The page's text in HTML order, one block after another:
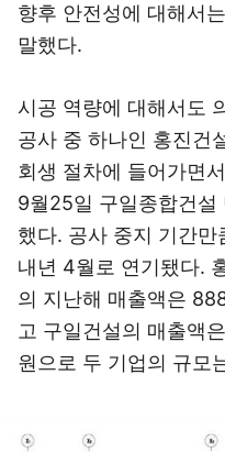
향후 안전성에 대해서
말했다.
시공 역량에 대해서도
공사 중 하나인 홍진건
회생 절차에 들어가면
9월25일 구일종합건설
했다. 공사 중지 기간만
내년 4월로 연기됐다.
의 지난해 매출액은
고 구일건설의 매출액
원으로 두 기업의 규모